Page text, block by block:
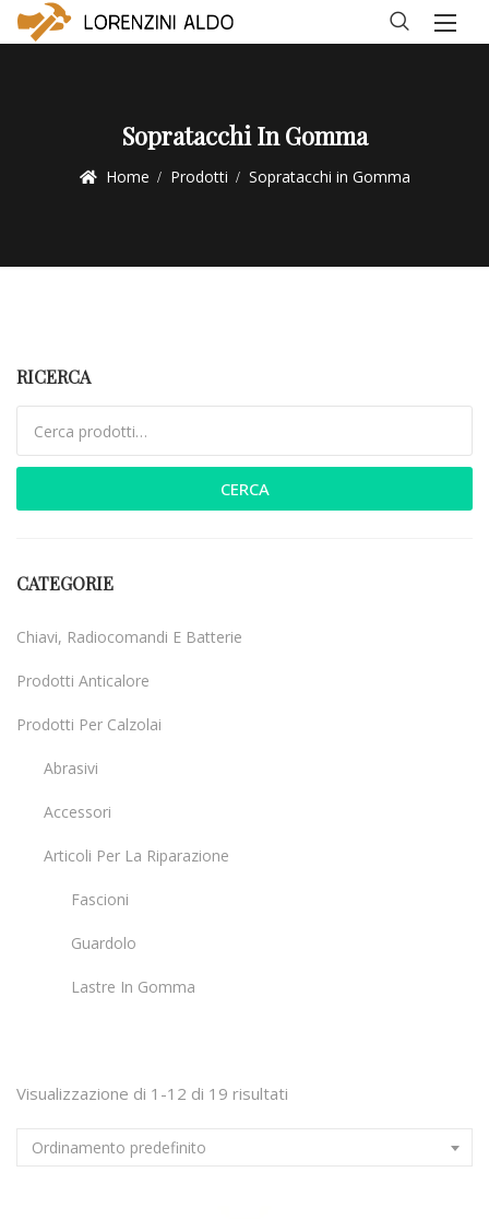
Sopratacchi In Gomma
Home Prodotti Sopratacchi in Gomma
RICERCA
CERCA
CATEGORIE
Chiavi, Radiocomandi E Batterie
Prodotti Anticalore
Prodotti Per Calzolai
Abrasivi
Accessori
Articoli Per La Riparazione
Fascioni
Guardolo
Lastre In Gomma
Visualizzazione di 1-12 di 19 risultati
Ordinamento predefinito